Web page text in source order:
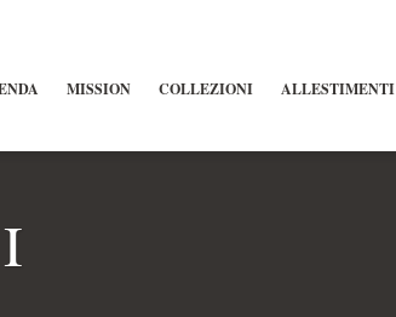
MISSION COLLEZIONI ALLESTIMENTI